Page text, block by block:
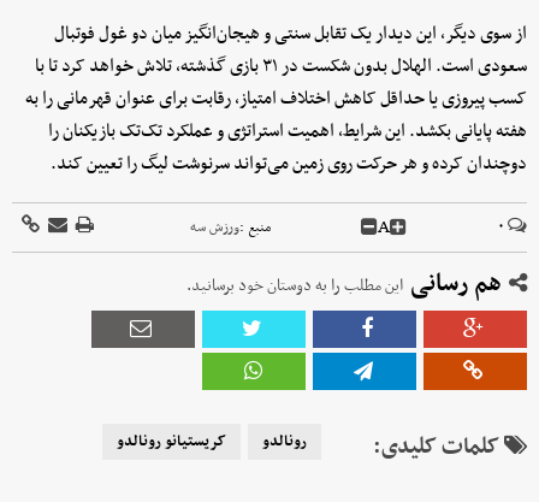
از سوی دیگر، این دیدار یک تقابل سنتی و هیجان‌انگیز میان دو غول فوتبال
سعودی است. الهلال بدون شکست در ۳۱ بازی گذشته، تلاش خواهد کرد تا با
کسب پیروزی یا حداقل کاهش اختلاف امتیاز، رقابت برای عنوان قهرمانی را به
هفته پایانی بکشد. این شرایط، اهمیت استراتژی و عملکرد تک‌تک بازیکنان را
دوچندان کرده و هر حرکت روی زمین می‌تواند سرنوشت لیگ را تعیین کند.
۰ A منبع :ورزش سه
هم رسانی این مطلب را به دوستان خود برسانید.
کلمات کلیدی: رونالدو کريستیانو رونالدو